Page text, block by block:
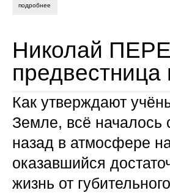
подробнее
Николай
предвестница
Как утверждают
Земле, всё началось
назад в атмосфере
оказавшийся
жизнь от